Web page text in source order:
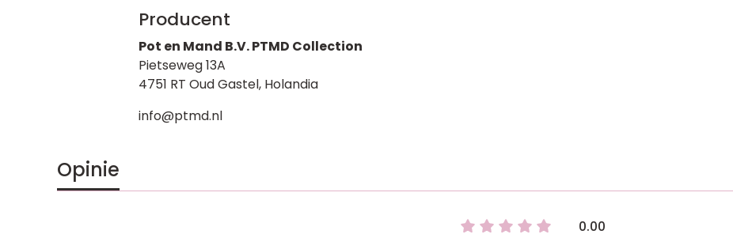
Producent
Pot en Mand B.V. PTMD Collection
Pietseweg 13A
4751 RT Oud Gastel, Holandia
info@ptmd.nl
Opinie
0.00